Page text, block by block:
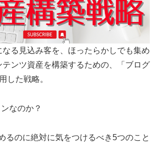
る見込み客を、ほったらかしでも集め
ンツ資産を構築するための、「ブログ
した戦略。
なのか？
るのに絶対に気をつけるべき5つのこと